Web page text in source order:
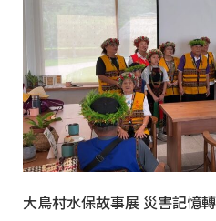
大鳥村水保故事展 災害記憶